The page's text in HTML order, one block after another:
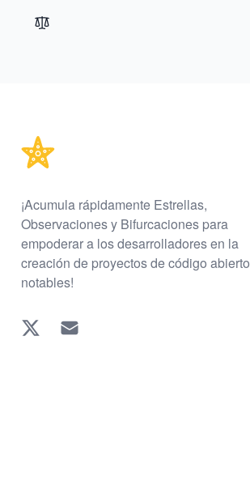
¡Acumula rápidamente Estrellas,
Observaciones y Bifurcaciones para
empoderar a los desarrolladores en la
creación de proyectos de código abierto
notables!
Twitter EMAIL